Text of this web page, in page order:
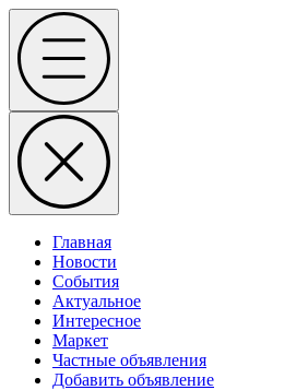
Skip
content
Menu
Главная
Новости
События
Актуальное
Интересное
Маркет
Частные объявления
Добавить объявление